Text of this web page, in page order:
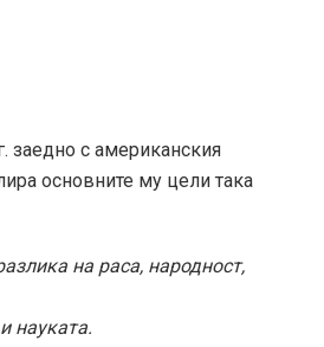
заедно с американския
основните му цели така
на раса, народност,
науката.